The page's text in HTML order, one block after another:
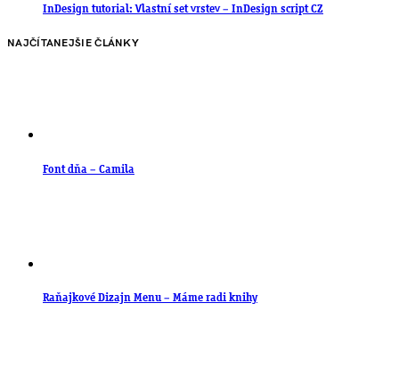
InDesign tutorial: Vlastní set vrstev – InDesign script CZ
NAJČÍTANEJŠIE ČLÁNKY
Font dňa – Camila
Raňajkové Dizajn Menu – Máme radi knihy